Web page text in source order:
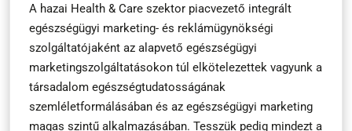
A hazai Health & Care szektor piacvezető integrált
egészségügyi marketing- és reklámügynökségi
szolgáltatójaként az alapvető egészségügyi
marketingszolgáltatásokon túl elkötelezettek vagyunk a
társadalom egészségtudatosságának
szemléletformálásában és az egészségügyi marketing
magas szintű alkalmazásában. Tesszük pedig mindezt a